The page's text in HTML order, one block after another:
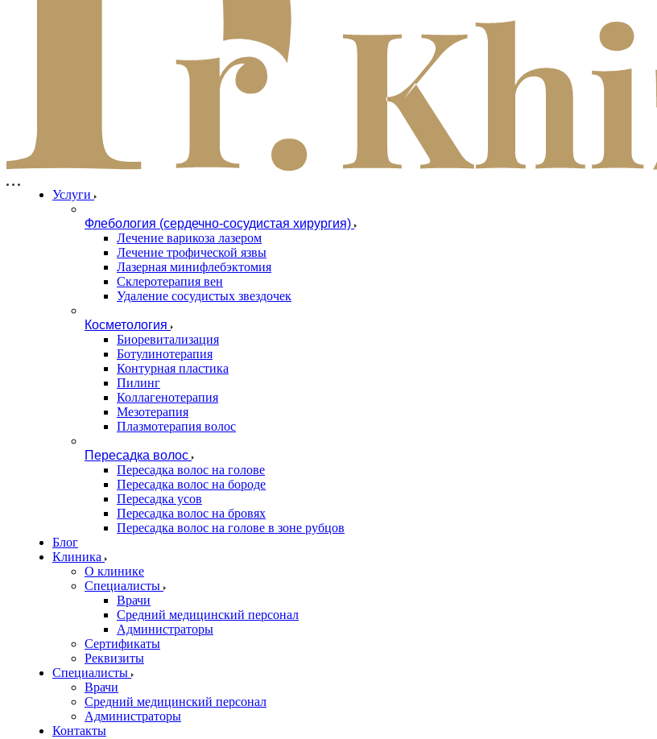
Услуги
Флебология (сердечно-сосудистая хирургия)
Лечение варикоза лазером
Лечение трофической язвы
Лазерная минифлебэктомия
Cклеротерапия вен
Удаление сосудистых звездочек
Косметология
Биоревитализация
Ботулинотерапия
Контурная пластика
Пилинг
Коллагенотерапия
Мезотерапия
Плазмотерапия волос
Пересадка волос
Пересадка волос на голове
Пересадка волос на бороде
Пересадка усов
Пересадка волос на бровях
Пересадка волос на голове в зоне рубцов
Блог
Клиника
О клинике
Специалисты
Врачи
Средний медицинский персонал
Администраторы
Сертификаты
Реквизиты
Специалисты
Врачи
Средний медицинский персонал
Администраторы
Контакты